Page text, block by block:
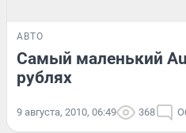
АВТО
Самый маленький
рублях
9 августа, 2010, 06:49 368